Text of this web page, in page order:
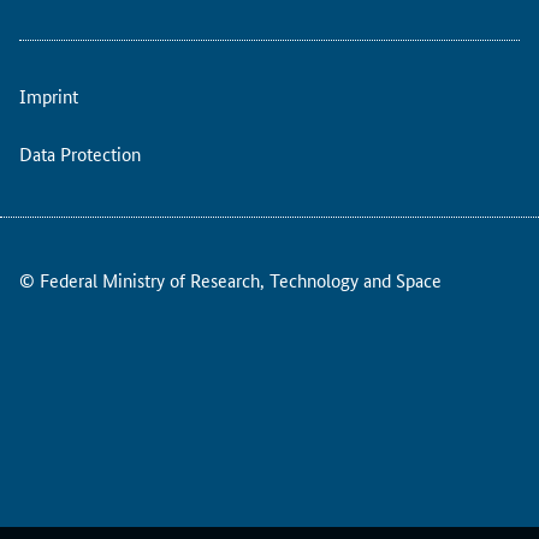
.Imprint
Data Protection
© Federal Ministry of Research, Technology and Space